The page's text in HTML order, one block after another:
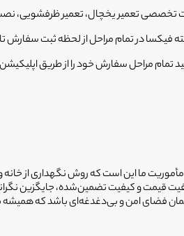
تخصصی تعمیر یخچال، تعمیر ظرفشویی،
مأموریت ما این است که روش نگهداری از
قیمت و کیفیت تضمین‌شده،
همان فضای امن و بی‌دغدغه‌ای باشد که